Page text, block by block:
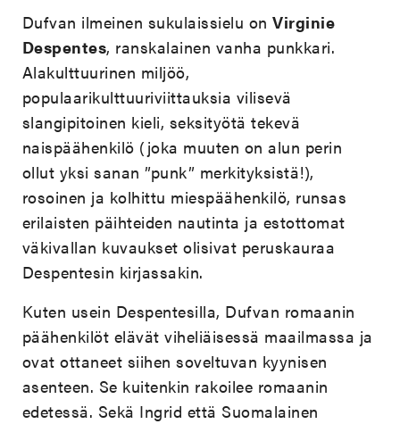
Dufvan ilmeinen sukulaissielu onVirginie
Despentes, ranskalainen vanha punkkari.
Alakulttuurinen miljöö,
populaarikulttuuriviittauksia vilisevä
slangipitoinen kieli, seksityötä tekevä
naispäähenkilö (joka muuten on alun perin
ollut yksi sanan ”punk” merkityksistä!),
rosoinen ja kolhittu miespäähenkilö, runsas
erilaisten päihteiden nautinta ja estottomat
väkivallan kuvaukset olisivat peruskauraa
Despentesin kirjassakin.
Kuten usein Despentesilla, Dufvan romaanin
päähenkilöt elävät viheliäisessä maailmassa ja
ovat ottaneet siihen soveltuvan kyynisen
asenteen. Se kuitenkin rakoilee romaanin
edetessä. Sekä Ingrid että Suomalainen